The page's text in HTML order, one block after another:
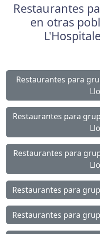
Restaurantes
en otras
Restaurantes para
Restaurantes para
Restaurantes para
Restaurantes para
Restaurantes para